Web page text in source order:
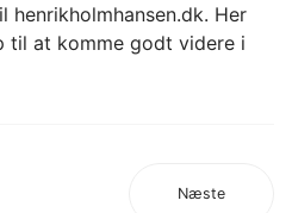
Her
til at komme godt videre i
Næste